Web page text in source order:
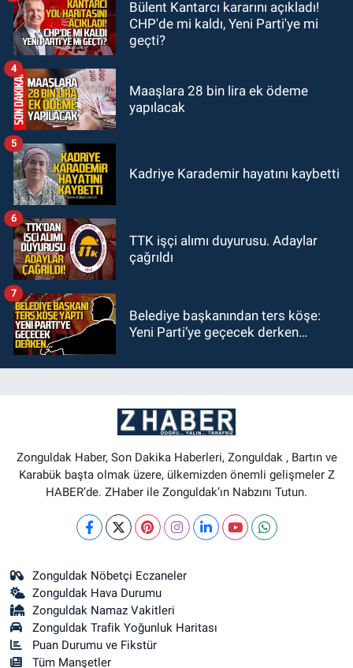
GÜNDEM
20:46Zonguldak-Düzce yolunda
feci kaza: Çok sayıda yaralı var
Bülent Kantarcı kararını açıkladı!
CHP'de mi kaldı, Yeni Parti'ye mi
geçti?
Maaşlara 28 bin lira ek ödeme
yapılacak
4
Kadriye Karademir hayatını kaybetti
5
TTK işçi alımı duyurusu. Adaylar
çağrıldı
6
Belediye başkanından ters köşe:
Yeni Parti’ye geçecek derken…
7
Zonguldak Haber, Son Dakika Haberleri, Zonguldak , Bartın ve
Karabük başta olmak üzere, ülkemizden önemli gelişmeler Z
HABER’de. ZHaber ile Zonguldak’ın Nabzını Tutun.
Zonguldak Nöbetçi Eczaneler
Zonguldak Hava Durumu
Zonguldak Namaz Vakitleri
Zonguldak Trafik Yoğunluk Haritası
Puan Durumu ve Fikstür
Tüm Manşetler